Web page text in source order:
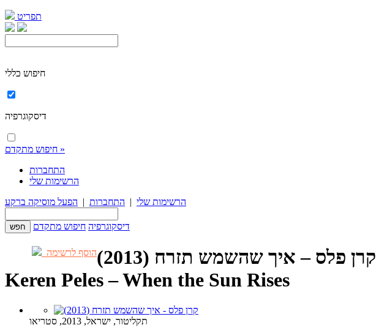
תפריט
חיפוש כללי
חיפוש מתקדם »
התחברות
הרשימות שלי
הרשימות שלי | התחברות | הפעל מוסיקה ברקע
דיסקוגרפיה חיפוש מתקדם
הוסף לרשימה
קרן פלס – איך שהשמש תזרח (2013)
Keren Peles – When the Sun Rises
תקליטור, ישראל, 2013, סטריאו